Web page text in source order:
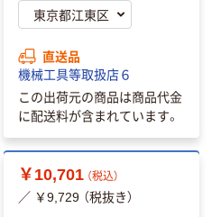
直送品
機械工具等取扱店６
この出荷元の商品は商品代金
に配送料が含まれています。
￥10,701 （税込）
／ ￥9,729 （税抜き）